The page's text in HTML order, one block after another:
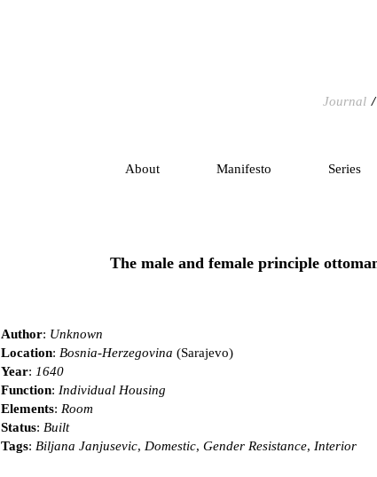
Journal
About Manifesto Series
The male and female principle
Author: Unknown
Location: Bosnia-Herzegovina (Sarajevo)
Year: 1640
Function: Individual Housing
Elements: Room
Status: Built
Tags: Biljana Janjusevic, Domestic, Gender Resistance, Interior